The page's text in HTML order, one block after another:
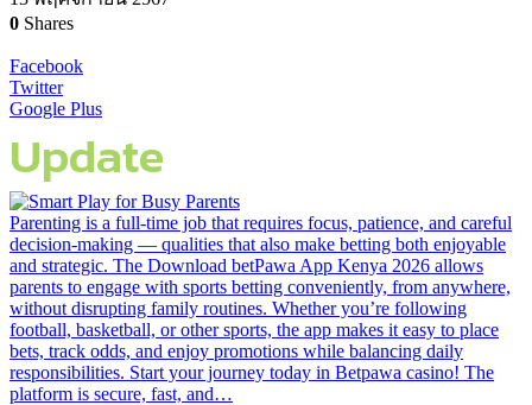
0 Shares
Facebook
Twitter
Google Plus
Update
Parenting is a full-time job that requires focus, patience, and careful
decision-making — qualities that also make betting both enjoyable
and strategic. The Download betPawa App Kenya 2026 allows
parents to engage with sports betting conveniently, from anywhere,
without disrupting family routines. Whether you’re following
football, basketball, or other sports, the app makes it easy to place
bets, track odds, and enjoy promotions while balancing daily
responsibilities. Start your journey today in Betpawa casino! The
platform is secure, fast, and…